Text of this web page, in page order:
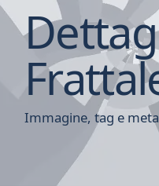
Immagine, tag e